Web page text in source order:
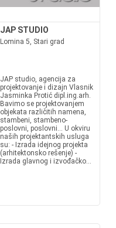
JAP STUDIO
Lomina 5, Stari grad
JAP studio, agencija za
projektovanje i dizajn Vlasnik
Jasminka Protić dipl.ing.arh.
Bavimo se projektovanjem
objekata različitih namena,
stambeni, stambeno-
poslovni, poslovni... U okviru
naših projektantskih usluga
su: - Izrada idejnog projekta
(arhitektonsko rešenje) -
Izrada glavnog i izvođačko...